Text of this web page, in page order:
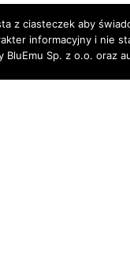
z ciasteczek aby
informacyjny i nie
BluEmu Sp. z o.o. oraz